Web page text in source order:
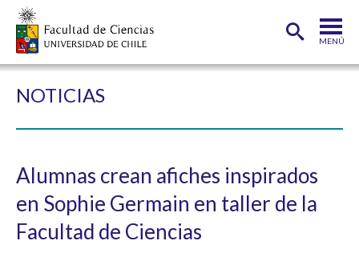
MENÚ
CARRERAS
POSTGRADOS
NOTICIAS
Alumnas crean afiches inspirados
en Sophie Germain en taller de la
Facultad de Ciencias